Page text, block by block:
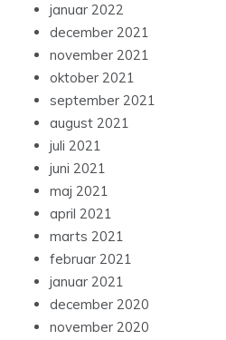
januar 2022
december 2021
november 2021
oktober 2021
september 2021
august 2021
juli 2021
juni 2021
maj 2021
april 2021
marts 2021
februar 2021
januar 2021
december 2020
november 2020